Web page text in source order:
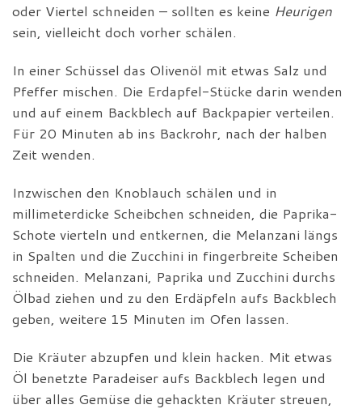
oder Viertel schneiden – sollten es keine Heurigen
sein, vielleicht doch vorher schälen.
In einer Schüssel das Olivenöl mit etwas Salz und
Pfeffer mischen. Die Erdapfel-Stücke darin wenden
und auf einem Backblech auf Backpapier verteilen.
Für 20 Minuten ab ins Backrohr, nach der halben
Zeit wenden.
Inzwischen den Knoblauch schälen und in
millimeterdicke Scheibchen schneiden, die Paprika-
Schote vierteln und entkernen, die Melanzani längs
in Spalten und die Zucchini in fingerbreite Scheiben
schneiden. Melanzani, Paprika und Zucchini durchs
Ölbad ziehen und zu den Erdäpfeln aufs Backblech
geben, weitere 15 Minuten im Ofen lassen.
Die Kräuter abzupfen und klein hacken. Mit etwas
Öl benetzte Paradeiser aufs Backblech legen und
über alles Gemüse die gehackten Kräuter streuen,